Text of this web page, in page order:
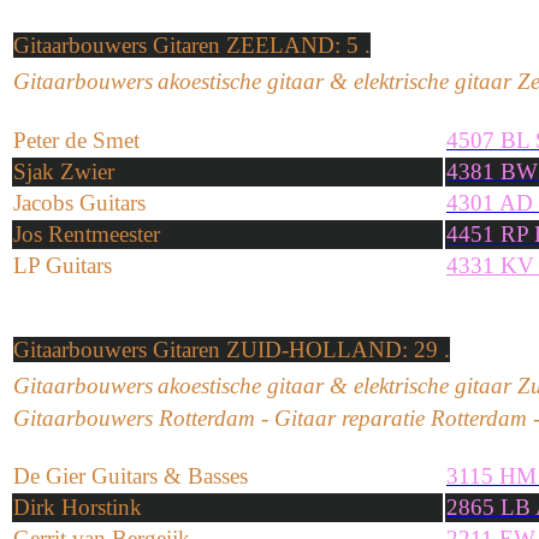
Gitaarbouwers Gitaren ZEELAND: 5 .
Gitaarbouwersakoestische gitaar& elektrische gitaar
Peter de Smet
4507 BL
Sjak Zwier
4381
Jacobs Guitars
4301 AD
Jos Rentmeester
4451 RP
LP Guitars
4331 KV
Gitaarbouwers Gitaren ZUID-HOLLAND: 29 .
Gitaarbouwersakoestische gitaar& elektrische gitaar
Gitaarbouwers Rotterdam - Gitaar reparatie Rotterdam
De Gier Guitars & Basses
3115
Dirk Horstink
2865 LB